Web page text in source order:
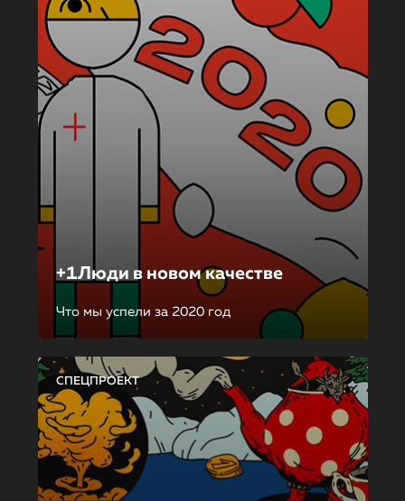
+1Люди в новом качестве
Что мы успели за 2020 год
СПЕЦПРОЕКТ